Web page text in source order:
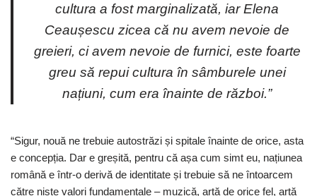
cultura a fost marginalizată, iar Elena
Ceaușescu zicea că nu avem nevoie de
greieri, ci avem nevoie de furnici, este foarte
greu să repui cultura în sâmburele unei
națiuni, cum era înainte de război.”
“Sigur, nouă ne trebuie autostrăzi și spitale înainte de orice, asta
e concepția. Dar e greșită, pentru că așa cum simt eu, națiunea
română e într-o derivă de identitate și trebuie să ne întoarcem
către niște valori fundamentale – muzică, artă de orice fel, artă